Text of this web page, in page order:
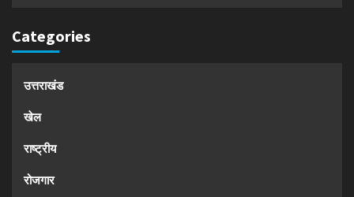
Categories
उत्तराखंड
खेल
राष्ट्रीय
रोजगार